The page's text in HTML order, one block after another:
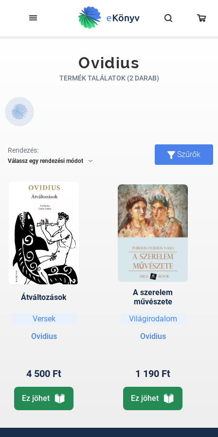
Ovidius
TERMÉK TALÁLATOK (2 DARAB)
Rendezés:
Válassz egy rendezési módot
Szűrők
Átváltozások
Versek
Ovidius
4 500 Ft
Ez jöhet
A szerelem
művészete
Világirodalom
Ovidius
1 190 Ft
Ez jöhet